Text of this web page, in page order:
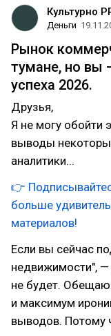
Культурно
Деньги
Рынок
тумане, но вы
успеха 2026.
Друзья,
Я не могу обойти
выводы
аналитики...
👉
больше
материалов!
Если вы сейчас
недвижимости", —
не будет. Обещаю
и максимум
выводов. Потому